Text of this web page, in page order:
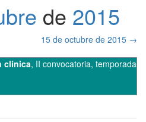
de 2015
15 de octubre de 2015 →
clínica, II convocatoria, temporada